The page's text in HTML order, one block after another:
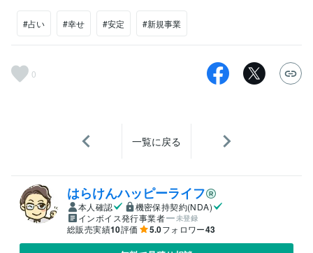
#占い #幸せ #安定 #新規事業
0
一覧に戻る
はらけんハッピーライフ
本人確認
機密保持契約(NDA)
インボイス発行事業者
未登録
総販売実績10評価 5.0フォロワー43